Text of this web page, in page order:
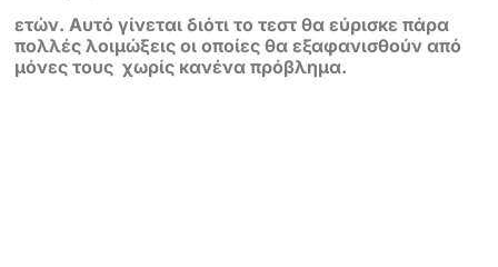
ετών. Αυτό γίνεται διότι το τεστ θα εύρισκε πάρα
πολλές λοιμώξεις οι οποίες θα εξαφανισθούν από
μόνες τους χωρίς κανέναπρόβλημα.